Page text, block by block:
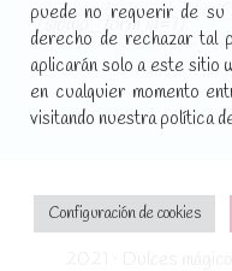
windowwindowwindow
[sibwp_form id=1]
2021 · Dulces
puede no requerir de su
derecho de rechazar tal
aplicarán solo a este sitio
en cualquier momento
visitando nuestra política
Configuración de cookies